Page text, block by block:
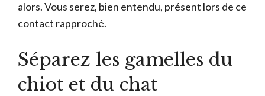
alors. Vous serez, bien entendu, présent lors de ce
contact rapproché.
Séparez les gamelles du
chiot et du chat